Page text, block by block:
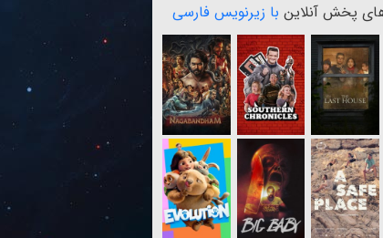
پخش آنلاین با زیرنویس فارسی